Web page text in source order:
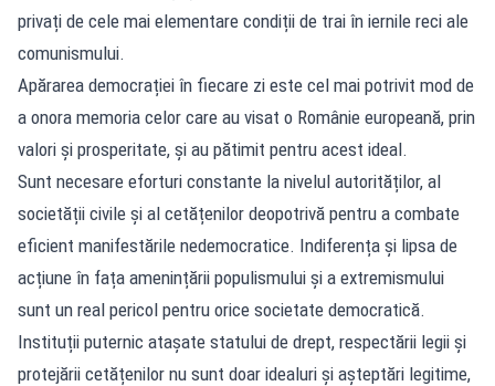
privați de cele mai elementare condiții de trai în iernile reci ale
comunismului.
Apărarea democrației în fiecare zi este cel mai potrivit mod de
a onora memoria celor care au visat o Românie europeană, prin
valori și prosperitate, și au pătimit pentru acest ideal.
Sunt necesare eforturi constante la nivelul autorităților, al
societății civile și al cetățenilor deopotrivă pentru a combate
eficient manifestările nedemocratice. Indiferența și lipsa de
acțiune în fața amenințării populismului și a extremismului
sunt un real pericol pentru orice societate democratică.
Instituții puternic atașate statului de drept, respectării legii și
protejării cetățenilor nu sunt doar idealuri și așteptări legitime,